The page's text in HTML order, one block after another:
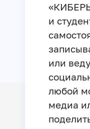
и
или
любой
медиа